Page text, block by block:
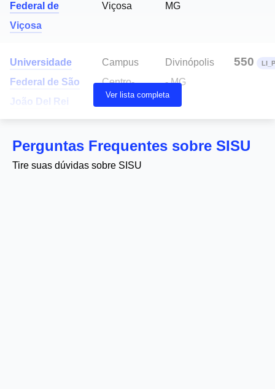
Ver lista completa
Federal de
Viçosa
Viçosa
MG
Universidade
Federal de São
João Del Rei
Campus
Centro-
Divinópolis
- MG
550
Perguntas Frequentes sobre SISU
Tire suas dúvidas sobre SISU